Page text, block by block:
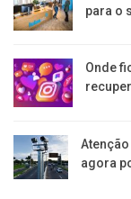
para o
Onde
agora